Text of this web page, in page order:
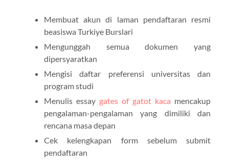
Membuat akun di laman pendaftaran resmi
beasiswa Turkiye Burslari
Mengunggah semua dokumen yang
dipersyaratkan
Mengisi daftar preferensi universitas dan
program studi
Menulis essay gates of gatot kaca mencakup
pengalaman-pengalaman yang dimiliki dan
rencana masa depan
Cek kelengkapan form sebelum submit
pendaftaran